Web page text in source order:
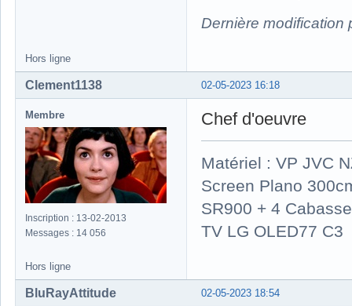
Dernière modification
Hors ligne
02-05-2023 16:18
Clement1138
Membre
Inscription : 13-02-2013
Messages : 14 056
Chef d'oeuvre
Matériel : VP JVC
Screen Plano
SR900 + 4
TV LG OLED77 C3
Hors ligne
02-05-2023 18:54
BluRayAttitude